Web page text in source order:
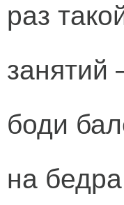
раз
занятий
боди
на